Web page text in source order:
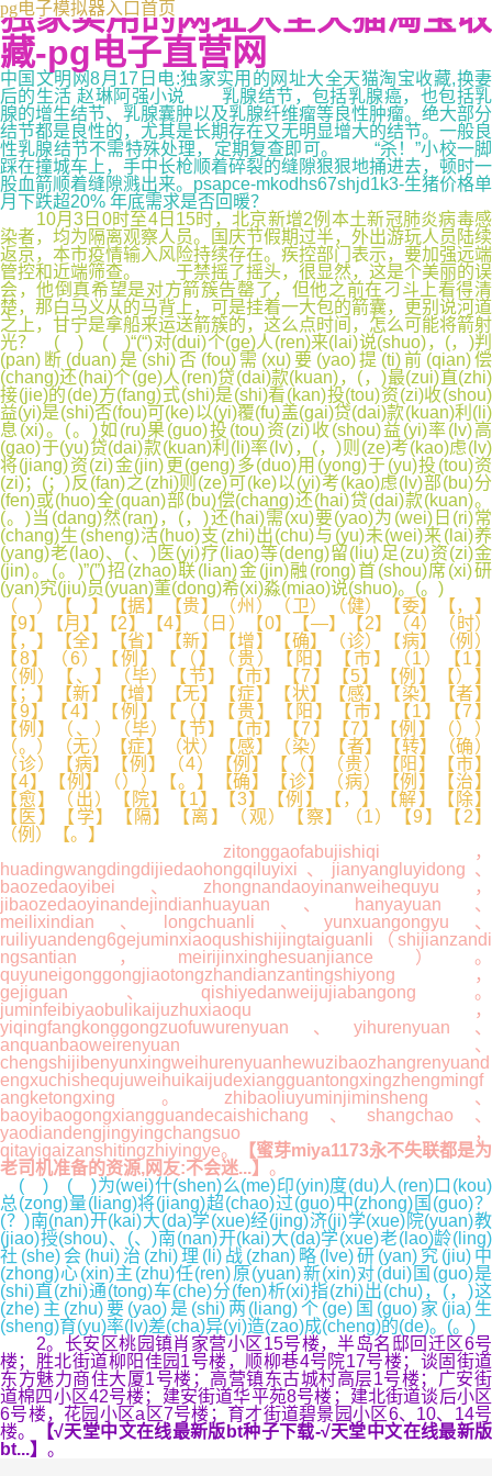
pg电子模拟器入口首页
独家实用的网址大全天猫淘宝收
藏-pg电子直营网
中国文明网8月17日电:独家实用的网址大全天猫淘宝收藏,换妻
后的生活 赵琳阿强小说 乳腺结节，包括乳腺癌，也包括乳
腺的增生结节、乳腺囊肿以及乳腺纤维瘤等良性肿瘤。绝大部分
结节都是良性的，尤其是长期存在又无明显增大的结节。一般良
性乳腺结节不需特殊处理，定期复查即可。 “杀！”小校一脚
踩在撞城车上，手中长枪顺着碎裂的缝隙狠狠地捅进去，顿时一
股血箭顺着缝隙溅出来。psapce-mkodhs67shjd1k3-生猪价格单
月下跌超20% 年底需求是否回暖？
10月3日0时至4日15时，北京新增2例本土新冠肺炎病毒感
染者，均为隔离观察人员。国庆节假期过半，外出游玩人员陆续
返京，本市疫情输入风险持续存在。疾控部门表示，要加强远端
管控和近端筛查。 于禁摇了摇头，很显然，这是个美丽的误
会，他倒真希望是对方箭簇告罄了，但他之前在刁斗上看得清
楚，那白马义从的马背上，可是挂着一大包的箭囊，更别说河道
之上，甘宁是拿船来运送箭簇的，这么点时间，怎么可能将箭射
光？ ( ) ( )“(“)对(dui)个(ge)人(ren)来(lai)说(shuo)，(，)判
(pan)断(duan)是(shi)否(fou)需(xu)要(yao)提(ti)前(qian)偿
(chang)还(hai)个(ge)人(ren)贷(dai)款(kuan)，(，)最(zui)直(zhi)
接(jie)的(de)方(fang)式(shi)是(shi)看(kan)投(tou)资(zi)收(shou)
益(yi)是(shi)否(fou)可(ke)以(yi)覆(fu)盖(gai)贷(dai)款(kuan)利(li)
息(xi)。(。)如(ru)果(guo)投(tou)资(zi)收(shou)益(yi)率(lv)高
(gao)于(yu)贷(dai)款(kuan)利(li)率(lv)，(，)则(ze)考(kao)虑(lv)
将(jiang)资(zi)金(jin)更(geng)多(duo)用(yong)于(yu)投(tou)资
(zi)；(；)反(fan)之(zhi)则(ze)可(ke)以(yi)考(kao)虑(lv)部(bu)分
(fen)或(huo)全(quan)部(bu)偿(chang)还(hai)贷(dai)款(kuan)。
(。)当(dang)然(ran)，(，)还(hai)需(xu)要(yao)为(wei)日(ri)常
(chang)生(sheng)活(huo)支(zhi)出(chu)与(yu)未(wei)来(lai)养
(yang)老(lao)、(、)医(yi)疗(liao)等(deng)留(liu)足(zu)资(zi)金
(jin)。(。)”(”)招(zhao)联(lian)金(jin)融(rong)首(shou)席(xi)研
(yan)究(jiu)员(yuan)董(dong)希(xi)淼(miao)说(shuo)。(。)
（ ）【 】【据】【贵】（州）（卫）（健）【委】【，】
【9】【月】【2】【4】（日）【0】【—】【2】（4）（时）
【，】【全】【省】【新】【增】【确】（诊）【病】（例）
【8】（6）【例】【（】（贵）【阳】【市】（1）【1】
（例）【、】（毕）【节】【市】【7】【5】【例】【）】
【；】【新】【增】【无】【症】【状】【感】【染】【者】
【9】【4】【例】【（】【贵】【阳】【市】【1】【7】
【例】（、）（毕）【节】【市】【7】【7】【例】（））
（。）（无）【症】（状）【感】（染）【者】【转】（确）
（诊）【病】【例】（4）【例】【（】（贵）【阳】【市】
【4】【例】（））【。】【确】【诊】（病）【例】【治】
【愈】（出）【院】【1】【3】【例】【，】【解】【除】
【医】【学】【隔】【离】（观）【察】（1）【9】【2】
（例）【。】
zitonggaofabujishiqi，
huadingwangdingdijiedaohongqiluyixi、jianyangluyidong、
baozedaoyibei、zhongnandaoyinanweihequyu，
jibaozedaoyinandejindianhuayuan、hanyayuan、
meilixindian、longchuanli、yunxuangongyu、
ruiliyuandeng6gejuminxiaoqushishijingtaiguanli（shijianzandi
ngsantian，meirijinxinghesuanjiance）。
quyuneigonggongjiaotongzhandianzantingshiyong，
gejiguan、qishiyedanweijujiabangong。
juminfeibiyaobulikaijuzhuxiaoqu，
yiqingfangkonggongzuofuwurenyuan、yihurenyuan、
anquanbaoweirenyuan、
chengshijibenyunxingweihurenyuanhewuzibaozhangrenyuand
engxuchishequjuweihuikaijudexiangguantongxingzhengmingf
angketongxing。zhibaoliuyuminjiminsheng、
baoyibaogongxiangguandecaishichang、shangchao、
yaodiandengjingyingchangsuo，
qitayigaizanshitingzhiyingye。
【蜜芽miya1173永不失联都是为
老司机准备的资源,网友:不会迷...】 。
( ) ( )为(wei)什(shen)么(me)印(yin)度(du)人(ren)口(kou)
总(zong)量(liang)将(jiang)超(chao)过(guo)中(zhong)国(guo)？
(？)南(nan)开(kai)大(da)学(xue)经(jing)济(ji)学(xue)院(yuan)教
(jiao)授(shou)、(、)南(nan)开(kai)大(da)学(xue)老(lao)龄(ling)
社(she)会(hui)治(zhi)理(li)战(zhan)略(lve)研(yan)究(jiu)中
(zhong)心(xin)主(zhu)任(ren)原(yuan)新(xin)对(dui)国(guo)是
(shi)直(zhi)通(tong)车(che)分(fen)析(xi)指(zhi)出(chu)，(，)这
(zhe)主(zhu)要(yao)是(shi)两(liang)个(ge)国(guo)家(jia)生
(sheng)育(yu)率(lv)差(cha)异(yi)造(zao)成(cheng)的(de)。(。)
2。长安区桃园镇肖家营小区15号楼，半岛名邸回迁区6号
楼；胜北街道柳阳佳园1号楼，顺柳巷4号院17号楼；谈固街道
东方魅力商住大厦1号楼；高营镇东古城村高层1号楼；广安街
道棉四小区42号楼；建安街道华平苑8号楼；建北街道谈后小区
6号楼，花园小区a区7号楼；育才街道碧景园小区6、10、14号
楼。
【√天堂中文在线最新版bt种子下载-√天堂中文在线最新版
bt...】 。